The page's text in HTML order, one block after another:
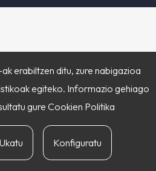
erabiltzen ditu, zure nabigazioa
egiteko. Informazio gehiago
gure Cookien Politika
Ukatu Konfiguratu